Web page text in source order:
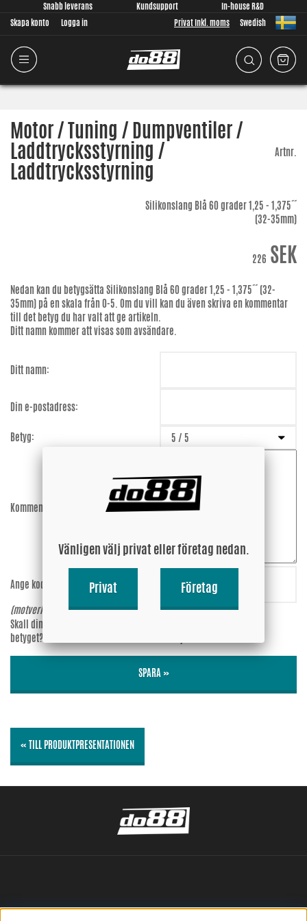
Snabb leverans Kundsupport
In-house R&D
Skapa konto
Logga in Privat Inkl. moms Swedish
Motor / Tuning / Dumpventiler /
Laddtrycksstyrning /
Laddtrycksstyrning
Artnr.
Silikonslang Blå 60 grader 1,25 - 1,375´´
(32-35mm)
226 SEK
Nedan kan du betygsätta Silikonslang Blå 60 grader 1,25 - 1,375´´ (32-
35mm) på en skala från 0-5. Om du vill kan du även skriva en kommentar
till det betyg du har valt att ge artikeln.
Ditt namn kommer att visas som avsändare.
Ditt namn:
Din e-postadress:
Betyg:
Kommentar:
Ange koden:
(motverkar spam)
Skall din epost-adress synas vid
betyget?
SPARA »
« TILL PRODUKTPRESENTATIONEN
Vänligen välj privat eller företag nedan.
Privat Företag